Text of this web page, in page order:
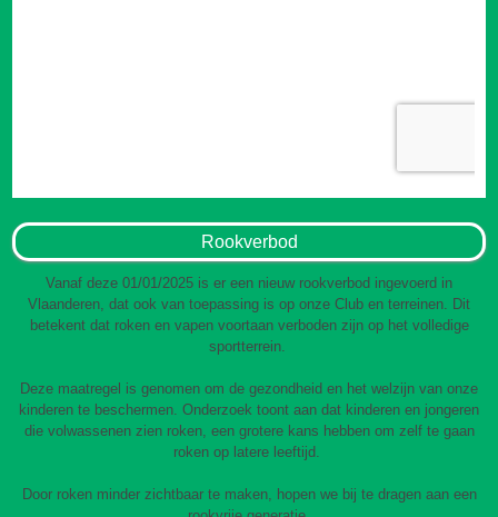
Rookverbod
Vanaf deze 01/01/2025 is er een nieuw rookverbod ingevoerd in
Vlaanderen, dat ook van toepassing is op onze Club en terreinen. Dit
betekent dat roken en vapen voortaan verboden zijn op het volledige
sportterrein.
Deze maatregel is genomen om de gezondheid en het welzijn van onze
kinderen te beschermen. Onderzoek toont aan dat kinderen en jongeren
die volwassenen zien roken, een grotere kans hebben om zelf te gaan
roken op latere leeftijd.
Door roken minder zichtbaar te maken, hopen we bij te dragen aan een